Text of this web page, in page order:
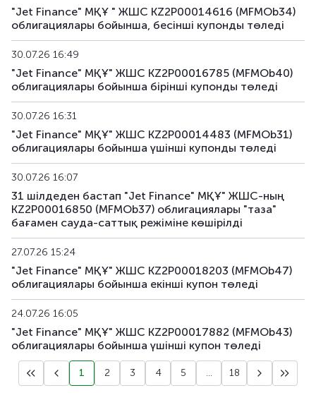
MFMOb43 KZ2P00017882 альтернативті
MFMOb44
MFMOb45 KZ2P00018195 альтернативті
MFMOb46
MFMOb47 KZ2P00018203 альтернативті
MFMOb48
MFMOb49 KZ2P00018880 альтернативті
MFMOb50 KZ2P00018898 альтернативті
"Jet Finance" МҚҰ " ЖШС KZ2P00014616 (MFMOb34)
облигациялары бойынша, бесінші купонды төледі
30.07.26 16:49
"Jet Finance" МҚҰ" ЖШС KZ2P00016785 (MFMOb40)
облигациялары бойынша бірiнші купонды төледі
30.07.26 16:31
"Jet Finance" МҚҰ" ЖШС KZ2P00014483 (MFMOb31)
облигациялары бойынша үшінші купонды төледі
30.07.26 16:07
31 шілдеден бастап "Jet Finance" МҚҰ" ЖШС-ның
KZ2P00016850 (MFMOb37) облигациялары "таза"
бағамен сауда-саттық режіміне көшірілді
27.07.26 15:24
"Jet Finance" МҚҰ" ЖШС KZ2P00018203 (MFMOb47)
облигациялары бойынша екінші купон төледі
24.07.26 16:05
"Jet Finance" МҚҰ" ЖШС KZ2P00017882 (MFMOb43)
облигациялары бойынша үшінші купон төледі
1 2 3 4 5 ... 18